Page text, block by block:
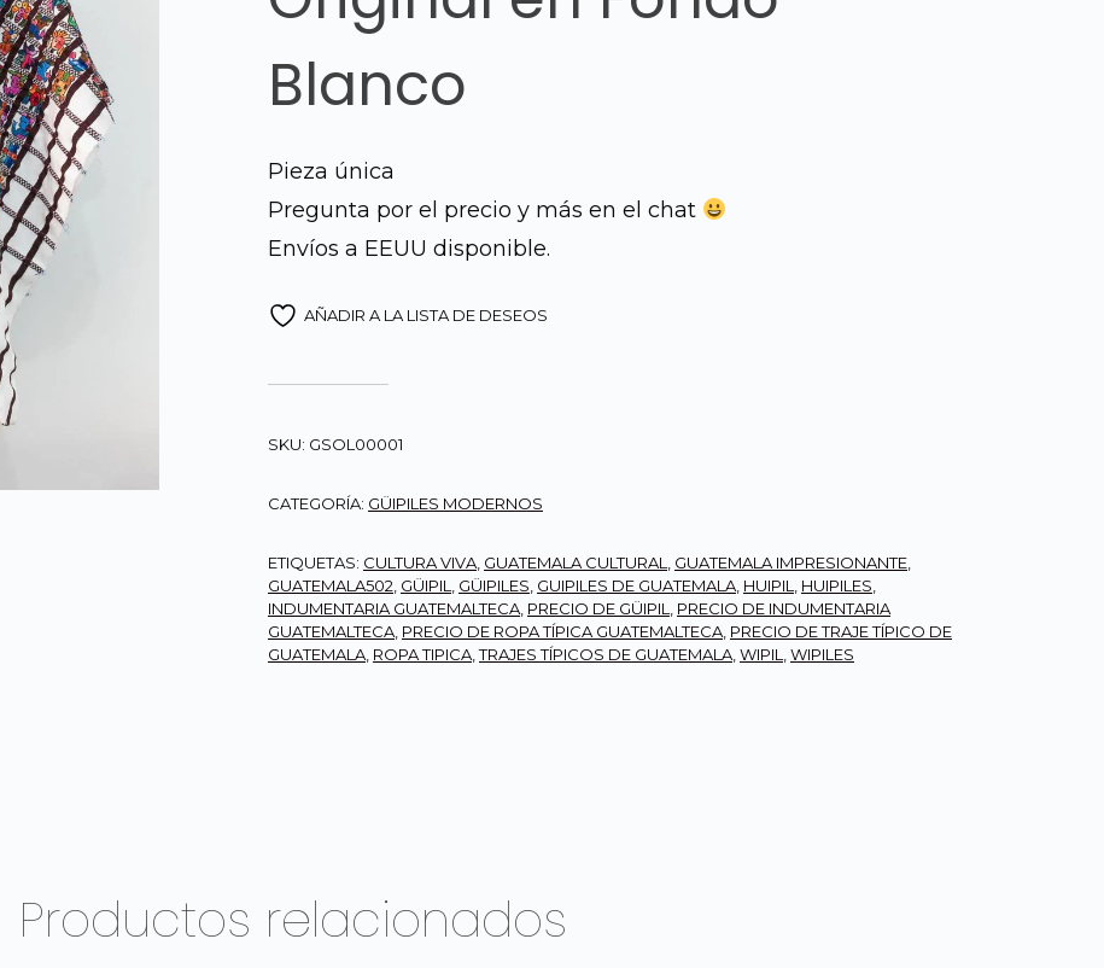
Blanco
Pieza única
Pregunta por el precio y más en el chat
Envíos a EEUU disponible.
AÑADIR A LA LISTA DE DESEOS
SKU: GSOL00001
CATEGORÍA: GÜIPILES MODERNOS
ETIQUETAS: CULTURA VIVA GUATEMALA CULTURAL GUATEMALA IMPRESIONANTE
GUATEMALA502 GÜIPIL GÜIPILES GUIPILES DE GUATEMALA HUIPIL HUIPILES
INDUMENTARIA GUATEMALTECA PRECIO DE GÜIPIL
PRECIO DE INDUMENTARIA
GUATEMALTECA PRECIO DE ROPA TÍPICA GUATEMALTECA PRECIO DE TRAJE TÍPICO DE
GUATEMALA ROPA TIPICA ,TRAJES TÍPICOS DE GUATEMALA WIPIL WIPILES
Productos relacionados